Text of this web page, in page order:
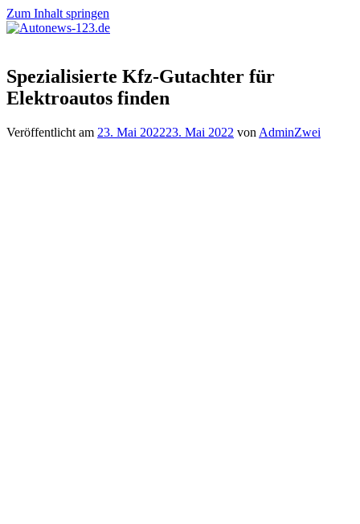
Zum Inhalt springen
123.de
mit
Charme
Spezialisierte Kfz-Gutachter für
Elektroautos finden
Veröffentlicht am 23. Mai 202223. Mai 2022 von AdminZwei